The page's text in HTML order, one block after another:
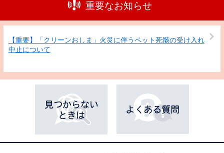
重要なお知らせ
【重要】「クリーンおしま」火災に伴うペット死骸の受け入れ
中止について